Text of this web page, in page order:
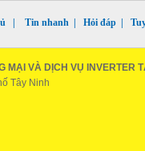
Tin nhanh Hỏi đáp
MẠI VÀ DỊCH VỤ INVERTER
Tây Ninh